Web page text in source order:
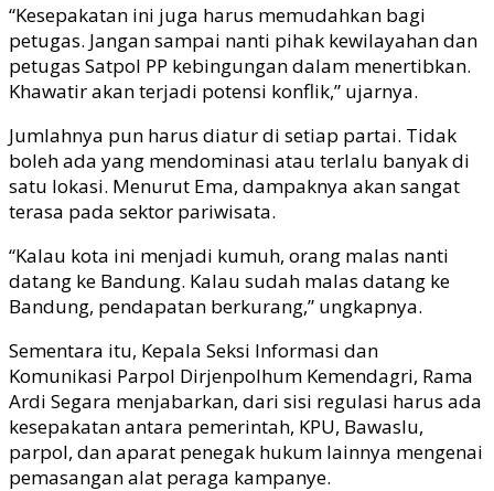
“Kesepakatan ini juga harus memudahkan bagi
petugas. Jangan sampai nanti pihak kewilayahan dan
petugas Satpol PP kebingungan dalam menertibkan.
Khawatir akan terjadi potensi konflik,” ujarnya.
Jumlahnya pun harus diatur di setiap partai. Tidak
boleh ada yang mendominasi atau terlalu banyak di
satu lokasi. Menurut Ema, dampaknya akan sangat
terasa pada sektor pariwisata.
“Kalau kota ini menjadi kumuh, orang malas nanti
datang ke Bandung. Kalau sudah malas datang ke
Bandung, pendapatan berkurang,” ungkapnya.
Sementara itu, Kepala Seksi Informasi dan
Komunikasi Parpol Dirjenpolhum Kemendagri, Rama
Ardi Segara menjabarkan, dari sisi regulasi harus ada
kesepakatan antara pemerintah, KPU, Bawaslu,
parpol, dan aparat penegak hukum lainnya mengenai
pemasangan alat peraga kampanye.